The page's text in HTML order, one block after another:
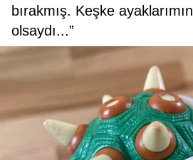
bırakmış. Keşke
olsaydı...”